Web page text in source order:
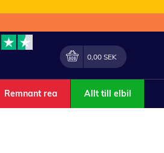
Min kundvagn
0,00 SEK
Remnant rea Allt till elbil